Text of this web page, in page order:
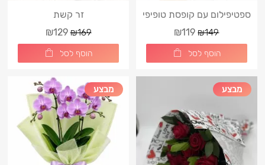
ספטיפילום עם קופסת טופיפי
₪149
₪119
הוסף לסל
זר קשת
₪169
₪129
הוסף לסל
מבצע מבצע